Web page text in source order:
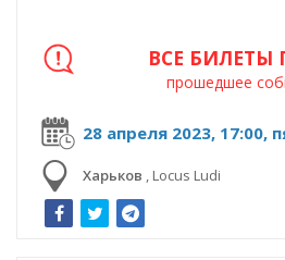
28 апреля 2023, 17:00,
Харьков , Locus Ludi
ВСЕ
прошедшее